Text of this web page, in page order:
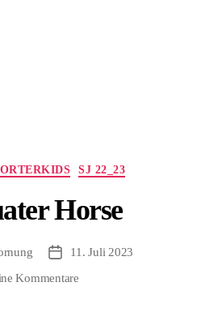
KategorienSJ 22_23
Horse
Beitragsdatum
11. Juli 2023
Kommentarezu